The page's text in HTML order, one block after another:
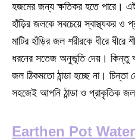
হজমের জন্য ক্ষতিকর হতে পারে।
হাঁড়ির জলকে সবচেয়ে স্বাস্থ্যকর ও
মাটির হাঁড়ির জল শরীরকে ধীরে
ধরনের সতেজ অনুভূতি দেয়। কিন্তু
জল ঠিকমতো ঠান্ডা হচ্ছে না। চিন্তা
সহজেই আপনি ঠান্ডা ও প্রাকৃতিক জল
Earthen Pot